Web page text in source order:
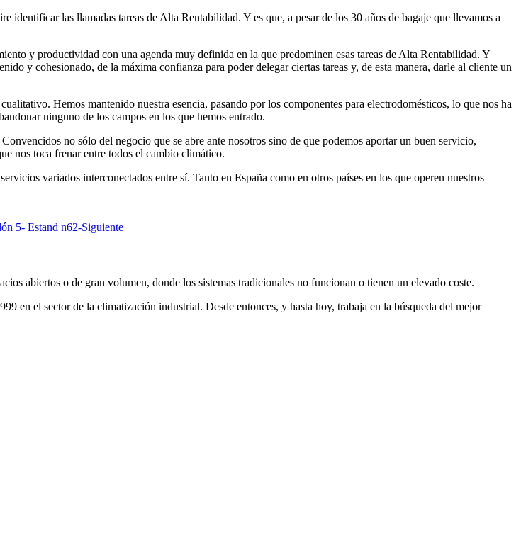
identificar las llamadas tareas de Alta Rentabilidad. Y es que, a pesar de los 30 años de bagaje que llevamos a
y productividad con una agenda muy definida en la que predominen esas tareas de Alta Rentabilidad. Y
y cohesionado, de la máxima confianza para poder delegar ciertas tareas y, de esta manera, darle al cliente un
cualitativo. Hemos mantenido nuestra esencia, pasando por los componentes para electrodomésticos, lo que nos ha
ninguno de los campos en los que hemos entrado.
no sólo del negocio que se abre ante nosotros sino de que podemos aportar un buen servicio,
nos toca frenar entre todos el cambio climático.
variados interconectados entre sí. Tanto en España como en otros países en los que operen nuestros
5- Estand n62-Siguiente
abiertos o de gran volumen, donde los sistemas tradicionales no funcionan o tienen un elevado coste.
en el sector de la climatización industrial. Desde entonces, y hasta hoy, trabaja en la búsqueda del mejor